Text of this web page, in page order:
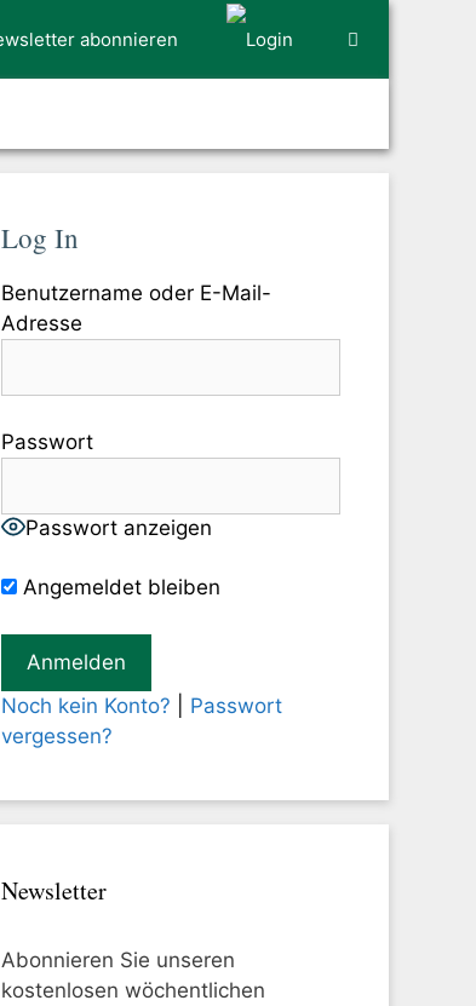
Log In
Benutzername oder E-Mail-
Adresse
Passwort
Passwort anzeigen
Angemeldet bleiben
Noch kein Konto?
Passwort
vergessen?
Newsletter
Abonnieren Sie unseren
kostenlosen wöchentlichen